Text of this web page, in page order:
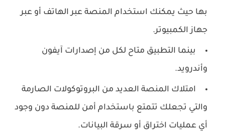
بها حيث يمكنك استخدام المنصة عبر الهاتف أو عبر
جهاز الكمبيوتر.
بينما التطبيق متاح لكل من إصدارات آيفون
وأندرويد.
امتلاك المنصة العديد من البروتوكولات الصارمة
والتي تجعلك تتمتع باستخدام أمن للمنصة دون وجود
أي عمليات اختراق أو سرقة البيانات.